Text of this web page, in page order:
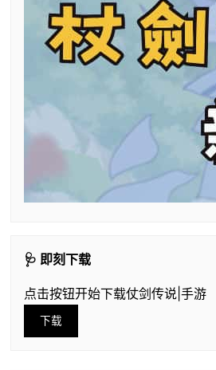
🩺 即刻下载
点击按钮开始下载仗剑传说|手游
下载